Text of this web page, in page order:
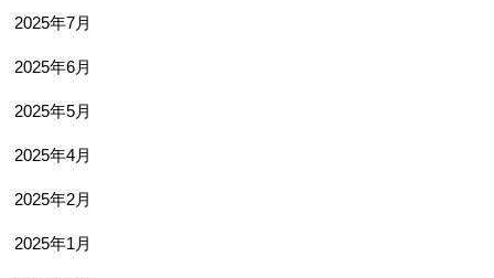
2025年7月
2025年6月
2025年5月
2025年4月
2025年2月
2025年1月